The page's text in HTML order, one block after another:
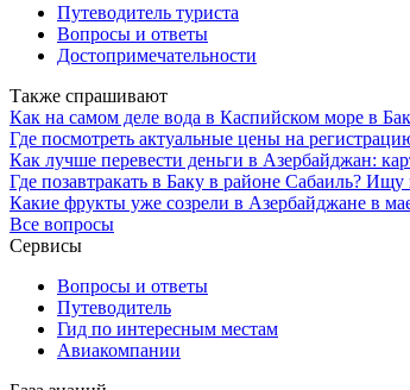
Путеводитель туриста
Вопросы и ответы
Достопримечательности
Также спрашивают
Как на самом деле вода в Каспийском море в
Где посмотреть актуальные цены на
Как лучше перевести деньги в Азербайджан:
Где позавтракать в Баку в районе Сабаиль?
Какие фрукты уже созрели в Азербайджане в
Все вопросы
Сервисы
Вопросы и ответы
Путеводитель
Гид по интересным местам
Авиакомпании